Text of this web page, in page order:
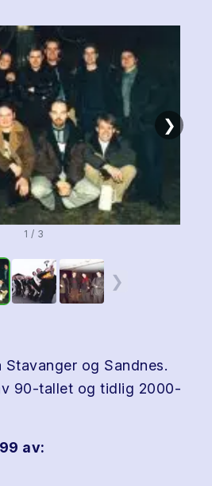
❯
1 / 3
❯
og Sandnes.
90-tallet og tidlig 2000-
av: